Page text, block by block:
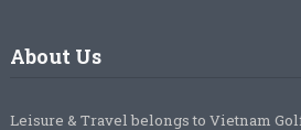
About Us
Leisure & Travel belongs to Vietnam